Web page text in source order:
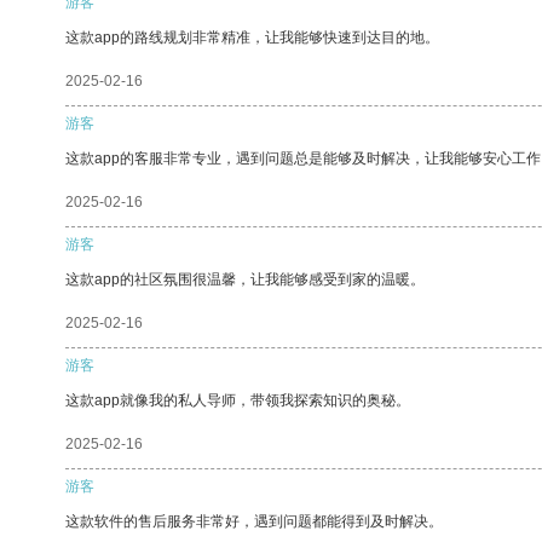
这款app的路线规划非常精准，让我能够快速到达目的地。
2025-02-16
游客
这款app的客服非常专业，遇到问题总是能够及时解决，让我能够安心工
2025-02-16
游客
这款app的社区氛围很温馨，让我能够感受到家的温暖。
2025-02-16
游客
这款app就像我的私人导师，带领我探索知识的奥秘。
2025-02-16
游客
这款软件的售后服务非常好，遇到问题都能得到及时解决。